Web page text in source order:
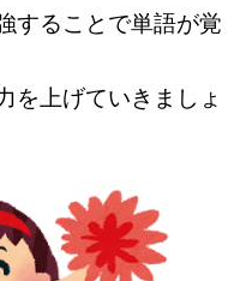
することで単語が覚
を上げていきましょ